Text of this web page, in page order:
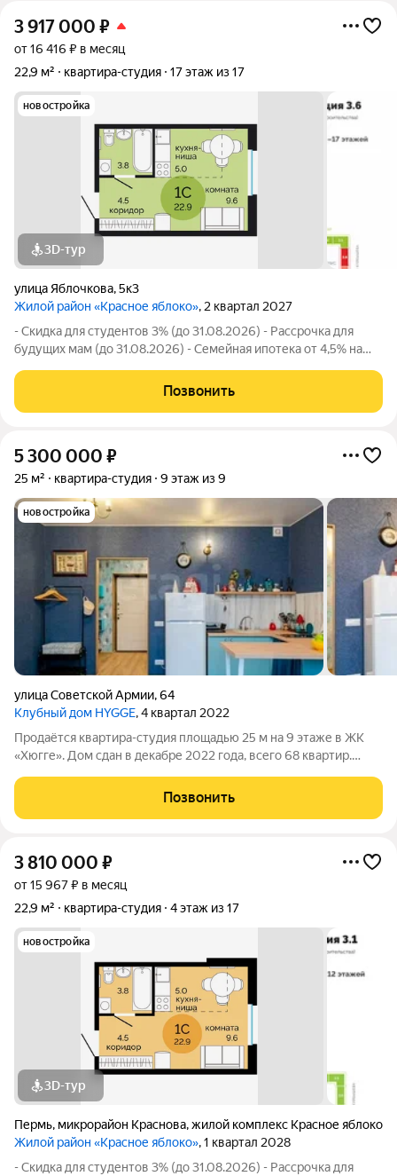
3 917 000 ₽
от 16 416 ₽ в месяц
22,9 м²
квартира-студия 17 этаж из 17
новостройка
3D-тур
улица Яблочкова,5к3
Жилой район «Красное яблоко», 2 квартал 2027
- Скидка для студентов 3% (до 31.08.2026) - Рассрочка для
будущих мам (до 31.08.2026) - Семейная ипотека от 4,5% на
31.08.2026) - Скидка до 3% за каждого ребёнка (до 31.08.2026)
- Материнский
Позвонить
5 300 000 ₽
25 м² квартира-студия 9 этаж из 9
новостройка
улица Советской Армии,64
Клубный дом HYGGE, 4 квартал 2022
Продаётся квартира-студия площадью 25 м на 9 этаже в ЖК
«Хюгге». Дом сдан в декабре 2022 года, всего 68 квартир.
современным оборудованием: закрытая территория,
автоматические ворота на парковке,
Позвонить
3 810 000 ₽
от 15 967 ₽ в месяц
22,9 м²
квартира-студия 4 этаж из 17
новостройка
3D-тур
Пермь, микрорайон Краснова,жилой комплекс Красное яблоко
Жилой район «Красное яблоко», 1 квартал 2028
- Скидка для студентов 3% (до 31.08.2026) - Рассрочка для